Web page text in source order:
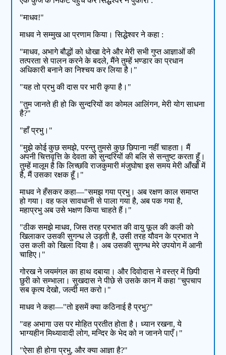
"माधव!"
माधव ने सम्मुख आ प्रणाम किया। सिद्धेश्वर ने कहा :
"माधव, अभागे बौद्धों को धोखा देने और मेरी सभी गुप्त आज्ञाओं की
तत्परता से पालन करने के बदले, मैंने तुम्हें भण्डार का प्रधान
अधिकारी बनाने का निश्चय कर लिया है।"
"यह तो प्रभु की दास पर भारी कृपा है।"
"तुम जानते ही हो कि सुन्दरियों का कोमल आलिंगन, मेरी योग साधना
है?"
"हाँ प्रभु।"
"मुझे कोई कुछ समझे, परन्तु तुमसे कुछ छिपाना नहीं चाहता। मैं
अपनी चित्तवृत्ति के देवता को सुन्दरियों की बलि से सन्तुष्ट करता हूँ।
तुम्हें मालूम है कि लिच्छवि राजकुमारी मंजुघोषा इस समय मेरी आँखों में
है, मैं उसका रक्षक हूँ।"
माधव ने हँसकर कहा—"समझ गया प्रभु। अब रक्षण काल समाप्त
हो गया। वह फल सावधानी से पाला गया है, अब पक गया है,
महाप्रभु अब उसे भक्षण किया चाहते हैं।"
"ठीक समझे माधव, जिस तरह प्रभात की वायु फूल की कली को
खिलाकर उसकी सुगन्ध ले उड़ती है, उसी तरह यौवन के प्रभात ने
उस कली को खिला दिया है। अब उसकी सुगन्ध मेरे उपयोग में आनी
चाहिए।"
गोरख ने जयमंगल का हाथ दबाया। और दिवोदास ने वस्त्र में छिपी
छुरी को सम्भाला। सुखदास ने पीछे से उसके कान में कहा "चुपचाप
सब कृत्य देखो, जल्दी मत करो।"
माधव ने कहा—"तो इसमें क्या कठिनाई है प्रभु?"
"वह अभागा उस पर मोहित प्रतीत होता है। ध्यान रखना, ये
भाग्यहीन मिथ्यावादी लोग, मन्दिर के भेद को न जानने पाएँ।"
"ऐसा ही होगा प्रभु, और क्या आज्ञा है?"